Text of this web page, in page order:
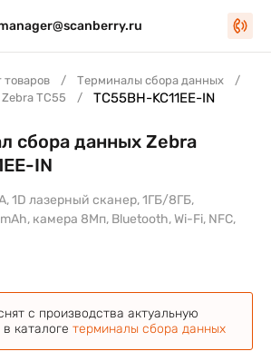
товаров
Терминалы сбора данных
Zebra TC55 TC55BH-KC11EE-IN
сбора данных Zebra
IN
1D лазерный сканер, 1ГБ/8ГБ,
камера 8Мп, Bluetooth, Wi-Fi, NFC,
с производства актуальную
каталоге терминалы сбора данных